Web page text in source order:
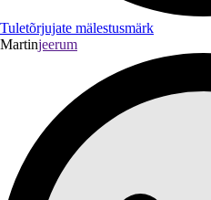
Tuletõrjujate mälestusmärk
Martinjeerum